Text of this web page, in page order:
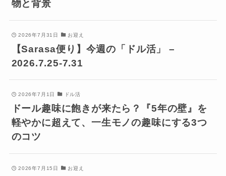
物と背景
2026年7月31日 お迎え
【Sarasa便り】今週の「ドル活」 –
2026.7.25-7.31
2026年7月1日 ドル活
ドール趣味に飽きが来たら？『5年の壁』を
軽やかに超えて、一生モノの趣味にする3つ
のコツ
2026年7月15日 お迎え